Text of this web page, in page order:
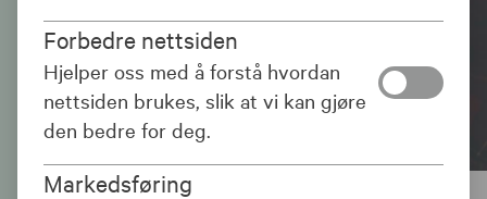
Forbedre nettsiden
Hjelper oss med å forstå hvordan
nettsiden brukes, slik at vi kan gjøre
den bedre for deg.
Markedsføring